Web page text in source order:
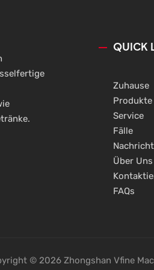
QUICK
Zuhause
Produkte
Service
Fälle
Nachricht
Über Uns
FAQs
© 2026 Zhongshan Vfine